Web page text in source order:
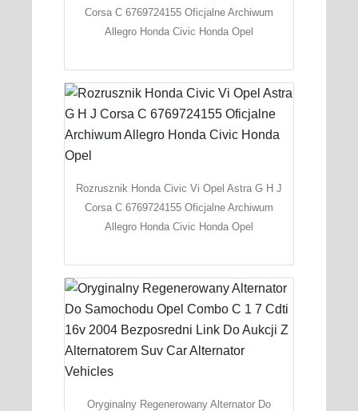
Corsa C 6769724155 Oficjalne Archiwum
Allegro Honda Civic Honda Opel
Rozrusznik Honda Civic Vi Opel Astra G H J
Corsa C 6769724155 Oficjalne Archiwum
Allegro Honda Civic Honda Opel
Oryginalny Regenerowany Alternator Do